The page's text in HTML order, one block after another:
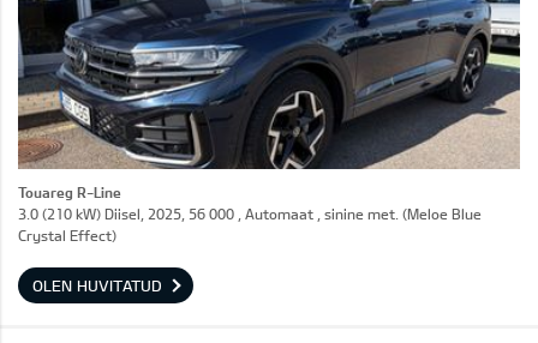
Touareg R-Line
3.0 (210 kW) Diisel, 2025, 56 000 , Automaat , sinine met. (Meloe Blue
Crystal Effect)
OLEN HUVITATUD